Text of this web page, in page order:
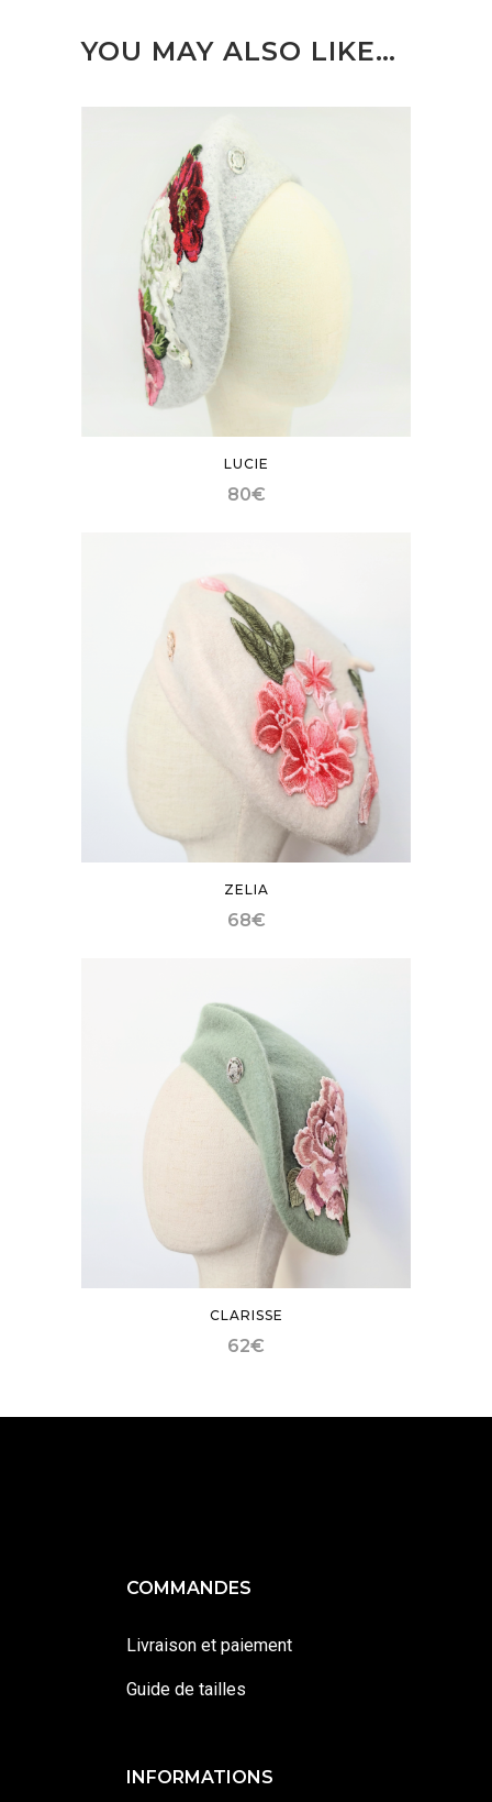
YOU MAY ALSO LIKE…
LUCIE
80€
ZELIA
68€
CLARISSE
62€
COMMANDES
Livraison et paiement
Guide de tailles
INFORMATIONS